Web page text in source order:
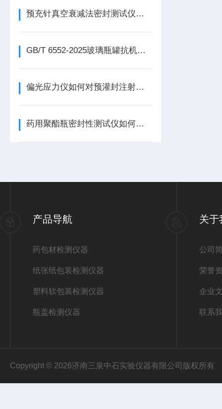
预充针真空衰减法密封测试仪如何实现无损检测？真空衰减法
GB/T 6552-2025玻璃瓶罐抗机械冲击试验机
偏光应力仪如何对预灌封注射器用硼硅玻璃针管进行内应力检测？
药用聚酯瓶密封性测试仪如何保障包装质量？密封检测是关键环节
产品导航
药包材检测仪器
纸张纸包装检测仪器
塑料软包装检测仪器
瓶盖检测仪器
关于
公司
荣誉
企业
联系
Copyright © 2026济南三泉中石实验仪器有限公司版权所有